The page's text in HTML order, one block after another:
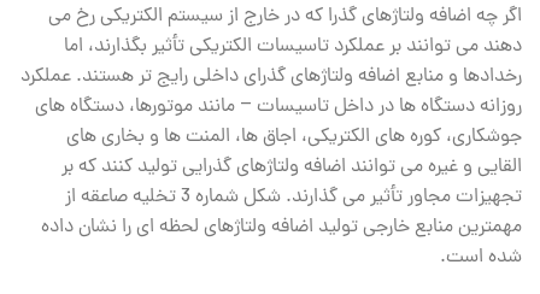
اگر چه اضافه ولتاژهای گذرا که در خارج از سیستم الکتریکی رخ می
دهند می توانند بر عملکرد تاسیسات الکتریکی تأثیر بگذارند، اما
رخدادها و منابع اضافه ولتاژهای گذرای داخلی رایج تر هستند. عملکرد
روزانه دستگاه ها در داخل تاسیسات – مانند موتورها، دستگاه های
جوشکاری، کوره های الکتریکی، اجاق ها، المنت ها و بخاری های
القایی و غیره می توانند اضافه ولتاژهای گذرایی تولید کنند که بر
تجهیزات مجاور تأثیر می گذارند. شکل شماره 3 تخلیه صاعقه از
مهمترین منابع خارجی تولید اضافه ولتاژهای لحظه ای را نشان داده
شده است.